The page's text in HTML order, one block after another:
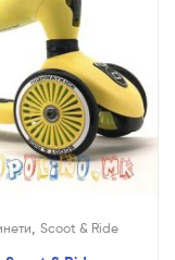
Scoot & Ride